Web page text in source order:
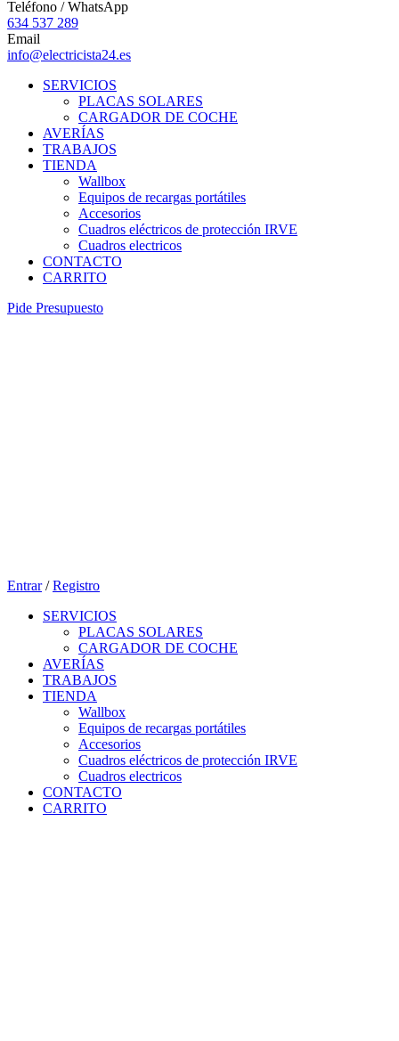
Teléfono / WhatsApp
634 537 289
Email
info@electricista24.es
SERVICIOS
PLACAS SOLARES
CARGADOR DE COCHE
AVERÍAS
TRABAJOS
TIENDA
Wallbox
Equipos de recargas portátiles
Accesorios
Cuadros eléctricos de protección IRVE
Cuadros electricos
CONTACTO
CARRITO
Pide Presupuesto
Entrar / Registro
SERVICIOS
PLACAS SOLARES
CARGADOR DE COCHE
AVERÍAS
TRABAJOS
TIENDA
Wallbox
Equipos de recargas portátiles
Accesorios
Cuadros eléctricos de protección IRVE
Cuadros electricos
CONTACTO
CARRITO